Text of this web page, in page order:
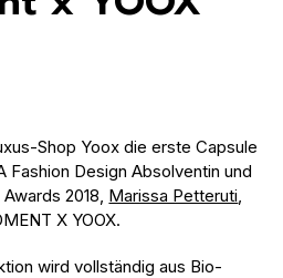
Shop Yoox die erste Capsule
Fashion Design Absolventin und
2018, Marissa Petteruti,
X YOOX.
wird vollständig aus Bio-